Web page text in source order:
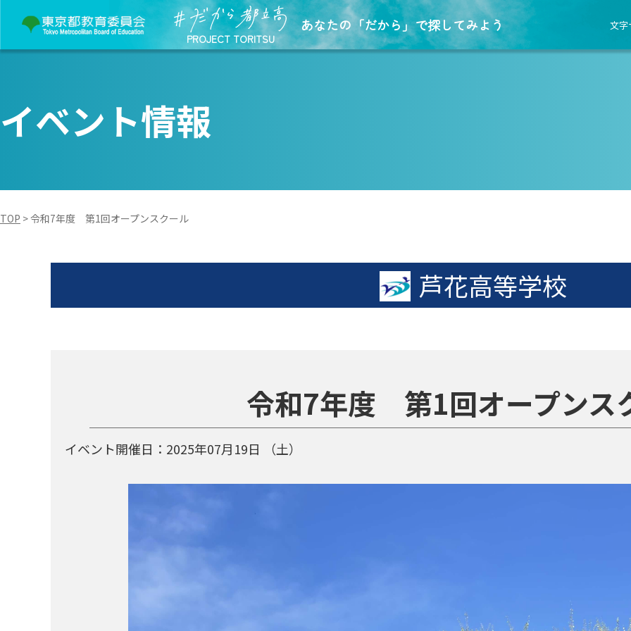
PROJECT TORITSU
あなたの「だから」で探してみよう 文字
イベント情報
TOP >令和7年度 第1回オープンスクール
芦花高等学校
令和7年度 第1回オープンス
イベント開催日： 2025年07月19日 （土）